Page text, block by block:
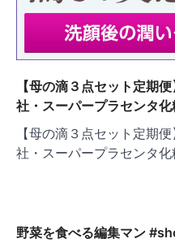
【母の滴３点セット定期
社・スーパープラセンタ
【母の滴３点セット定期
社・スーパープラセンタ
野菜を食べる編集マン